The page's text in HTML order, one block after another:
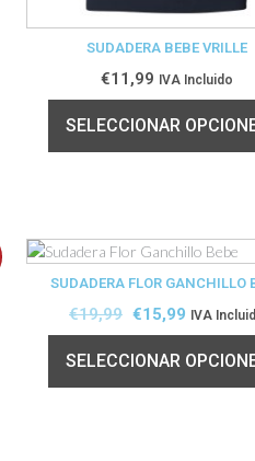
SUDADERA BEBE VRILLE
€11,99 IVA Incluido
SELECCIONAR
SUDADERA FLOR GANCHILLO
€19,99 €15,99 IVA
SELECCIONAR